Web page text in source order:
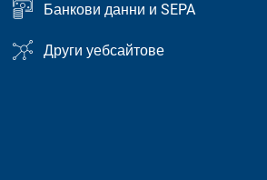
Банкови данни и SEPA
Други уебсайтове